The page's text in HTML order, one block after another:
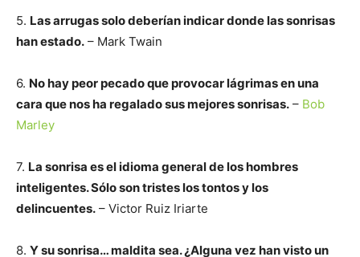
5. Las arrugas solo deberían indicar donde las sonrisas
han estado. – Mark Twain
6. No hay peor pecado que provocar lágrimas en una
cara que nos ha regalado sus mejores sonrisas. – Bob
Marley
7. La sonrisa es el idioma general de los hombres
inteligentes. Sólo son tristes los tontos y los
delincuentes. – Victor Ruiz Iriarte
8. Y su sonrisa… maldita sea. ¿Alguna vez han visto un